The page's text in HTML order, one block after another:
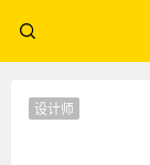
设计师